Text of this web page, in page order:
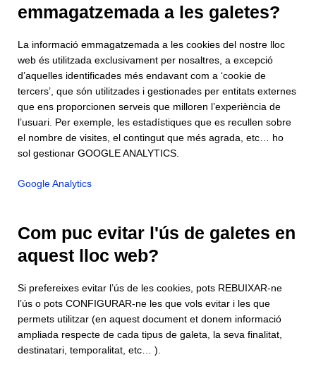
emmagatzemada a les galetes?
La informació emmagatzemada a les cookies del nostre lloc
web és utilitzada exclusivament per nosaltres, a excepció
d’aquelles identificades més endavant com a ‘cookie de
tercers’, que són utilitzades i gestionades per entitats externes
que ens proporcionen serveis que milloren l’experiència de
l’usuari. Per exemple, les estadístiques que es recullen sobre
el nombre de visites, el contingut que més agrada, etc… ho
sol gestionar GOOGLE ANALYTICS.
Google Analytics
Com puc evitar l'ús de galetes en
aquest lloc web?
Si prefereixes evitar l’ús de les cookies, pots REBUIXAR-ne
l’ús o pots CONFIGURAR-ne les que vols evitar i les que
permets utilitzar (en aquest document et donem informació
ampliada respecte de cada tipus de galeta, la seva finalitat,
destinatari, temporalitat, etc… ).